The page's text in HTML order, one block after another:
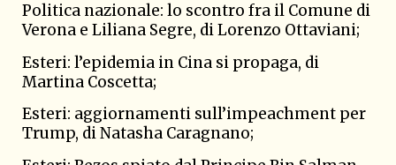
Politica nazionale: lo scontro fra il Comune di
Verona e Liliana Segre, diLorenzo Ottaviani;
Esteri: l’epidemia in Cina si propaga, di
Martina Coscetta;
Esteri: aggiornamenti sull’impeachment per
Trump, diNatasha Caragnano;